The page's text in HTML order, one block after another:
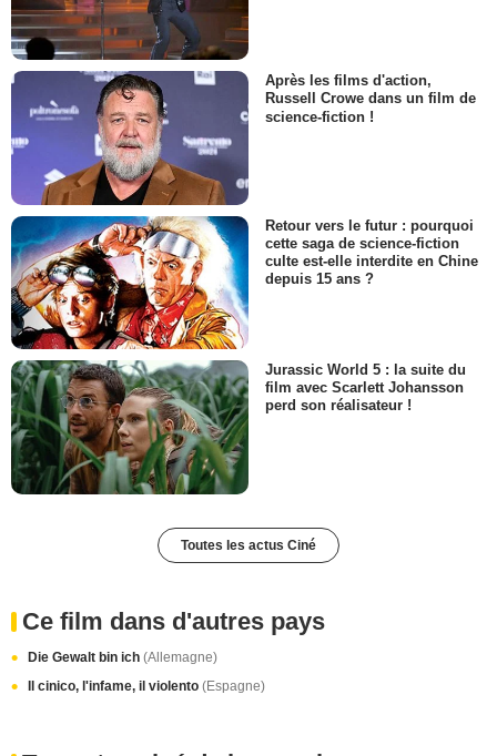
Après les films d'action,
Russell Crowe dans un film de
science-fiction !
Retour vers le futur : pourquoi
cette saga de science-fiction
culte est-elle interdite en Chine
depuis 15 ans ?
Jurassic World 5 : la suite du
film avec Scarlett Johansson
perd son réalisateur !
Toutes les actus Ciné
Ce film dans d'autres pays
Die Gewalt bin ich (Allemagne)
Il cinico, l'infame, il violento (Espagne)